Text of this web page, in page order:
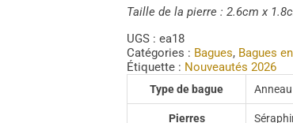
Taille de la pierre : 2.6cm x
UGS : ea18
Catégories : Bagues, Bagues
Étiquette : Nouveautés 2026
Type de bague
Pierres